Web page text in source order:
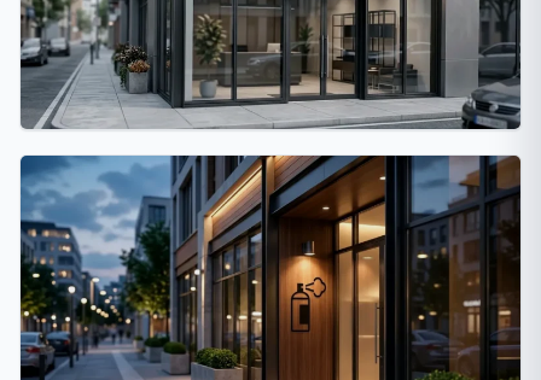
La Matanza
24 fumigaciones